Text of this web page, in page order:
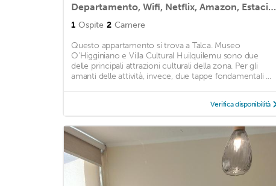
Departamento, Wifi, Netflix, Amazon, Estacionamiento vigilado
1 Ospite 2 Camere
Questo appartamento si trova a Talca. Museo
O'Higginiano e Villa Cultural Huilquilemu sono due
delle principali attrazioni culturali della zona. Per gli
amanti delle attività, invece, due tappe fondamentali ...
Verifica disponibilità